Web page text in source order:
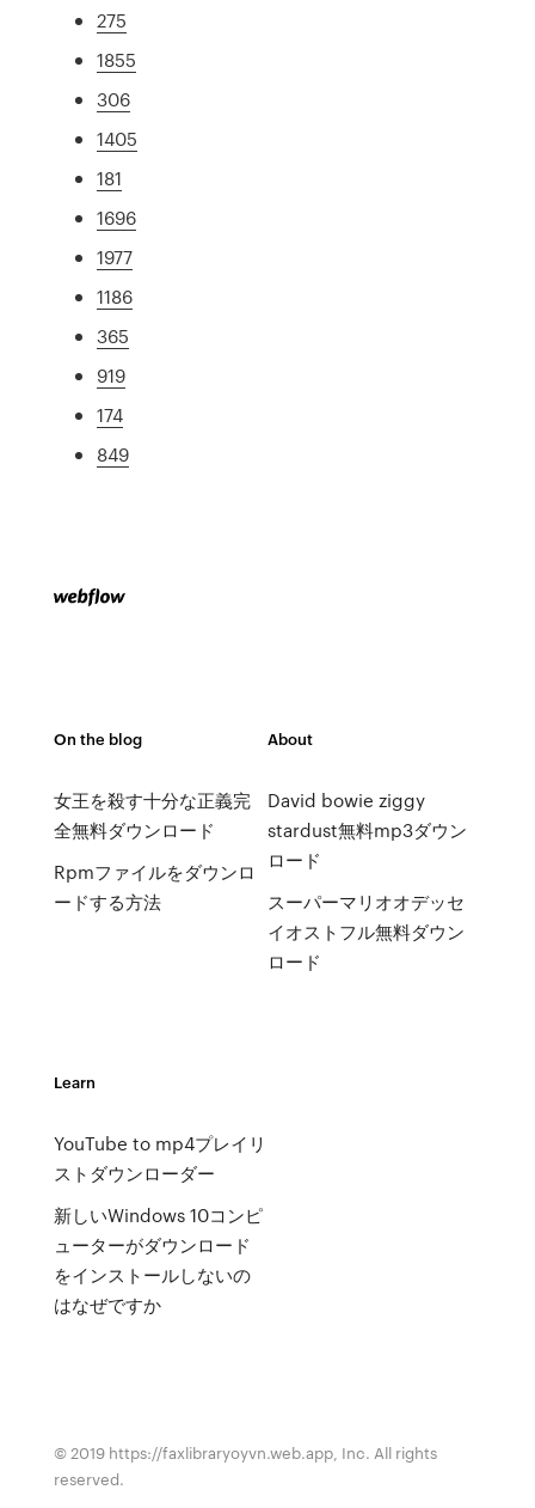
275
1855
306
1405
181
1696
1977
1186
365
919
174
849
On the blog
女王を殺す十分な正義完
全無料ダウンロード
Rpmファイルをダウンロ
ードする方法
About
David bowie ziggy
stardust無料mp3ダウン
ロード
スーパーマリオオデッセ
イオストフル無料ダウン
ロード
Learn
YouTube to mp4プレイリ
ストダウンローダー
新しいWindows 10コンピ
ューターがダウンロード
をインストールしないの
はなぜですか
© 2019 https://faxlibraryoyvn.web.app, Inc. All rights
reserved.